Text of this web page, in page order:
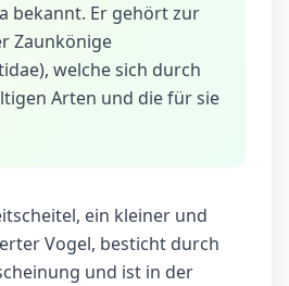
bekannt. Er gehört zur
Zaunkönige
welche sich durch
Arten und die für sie
ein kleiner und
Vogel, besticht durch
und ist in der